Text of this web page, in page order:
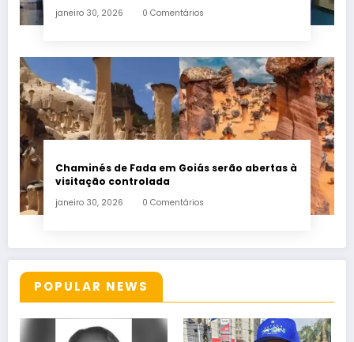
janeiro 30, 2026 0 Comentários
Chaminés de Fada em Goiás serão abertas à
visitação controlada
janeiro 30, 2026 0 Comentários
POPULAR NEWS